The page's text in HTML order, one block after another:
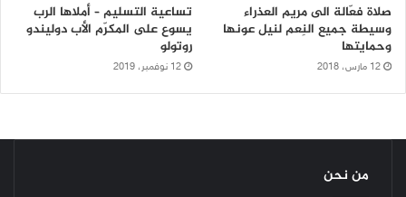
صلاة فعّالة الى مريم العذراء
وسيطة جميع النِعم لنيل عونها
وحمايتها
12 مارس، 2018
تساعية التسليم – أملاها الرب
يسوع على المكرّم الأب دوليندو
روتولو
12 نوفمبر، 2019
من نحن